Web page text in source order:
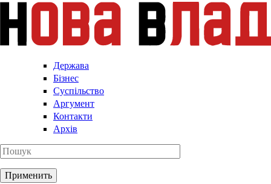
Держава
Бізнес
Суспільство
Аргумент
Контакти
Архів